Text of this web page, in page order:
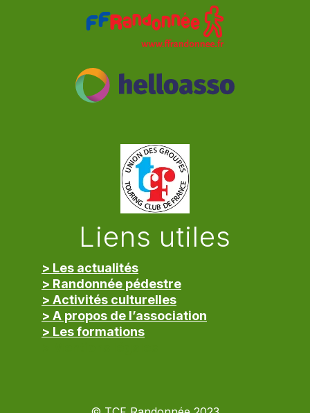
Liens utiles
> Les actualités
> Randonnée pédestre
> Activités culturelles
> A propos de l’association
> Les formations